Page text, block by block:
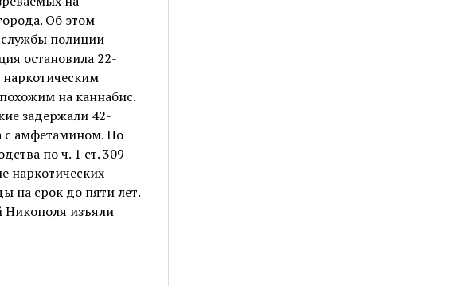
Об этом
полиции
остановила 22-
на каннабис.
задержали 42-
с амфетамином. По
по ч. 1 ст. 309
наркотических
на срок до пяти лет.
Никополя изъяли